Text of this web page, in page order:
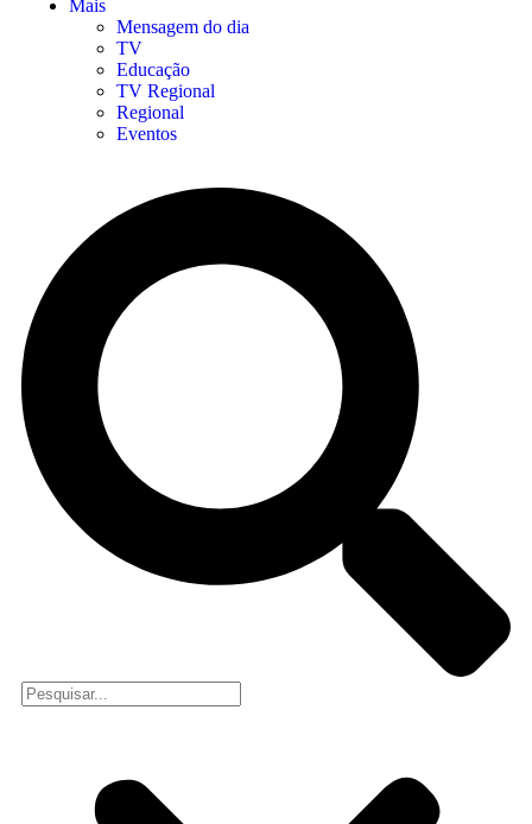
Mais
Mensagem do dia
TV
Educação
TV Regional
Regional
Eventos